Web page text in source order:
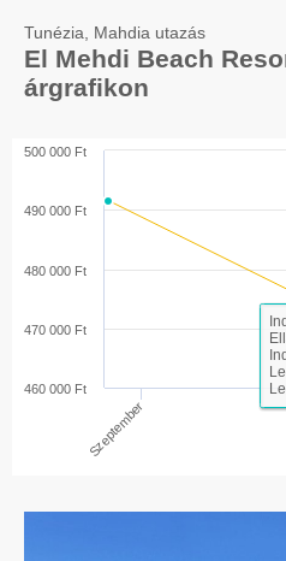
Tunézia, Mahdia utazás
El Mehdi Beach
árgrafikon
Szeptember
460 000 Ft
470 000 Ft
480 000 Ft
490 000 Ft
500 000 Ft